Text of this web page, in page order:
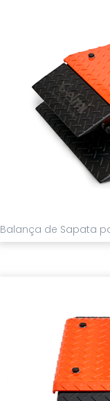
Balança de Sapata